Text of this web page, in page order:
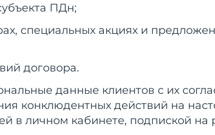
ПДн;
специальных акциях и
договора.
данные клиентов с их
конклюдентных действий на
в личном кабинете, подпиской на